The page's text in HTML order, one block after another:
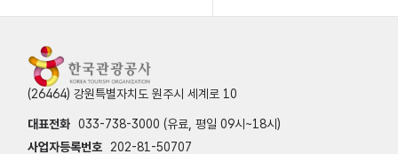
(26464) 강원특별자치도 원주시 세계로 10
대표전화 033-738-3000 (유료, 평일 09시~18시)
사업자등록번호
202-81-50707